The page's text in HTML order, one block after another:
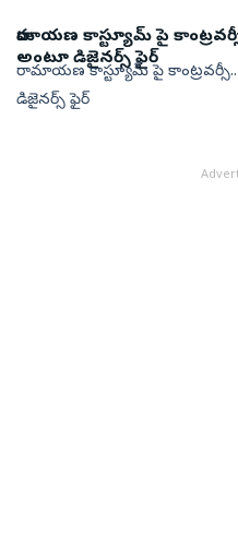
రామాయణ కాస్ట్యూమ్ పై
అంటూ డిజైనర్స్ ఫైర్
రామాయణ కాస్ట్యూమ్ పై
డిజైనర్స్ ఫైర్